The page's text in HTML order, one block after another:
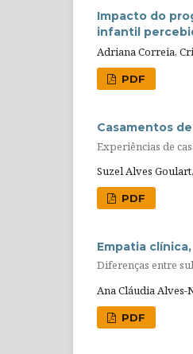
Impacto do
infantil
Adriana Correia,
PDF
Casamentos
Experiências de
Suzel Alves
PDF
Empatia
Diferenças entre
Ana Cláudia Alves-
PDF